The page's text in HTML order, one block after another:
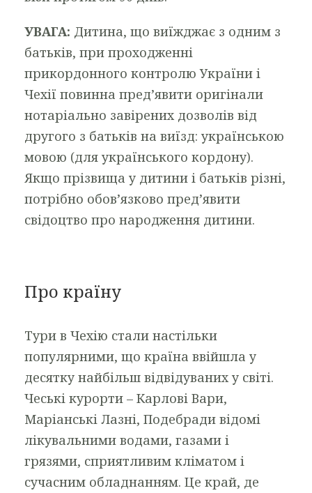
УВАГА: Дитина, що виїжджає з одним з
батьків, при проходженні
прикордонного контролю України і
Чехії повинна пред’явити оригінали
нотаріально завірених дозволів від
другого з батьків на виїзд: українською
мовою (для українського кордону).
Якщо прізвища у дитини і батьків різні,
потрібно обов’язково пред’явити
свідоцтво про народження дитини.
Про країну
Тури в Чехію стали настільки
популярними, що країна ввійшла у
десятку найбільш відвідуваних у світі.
Чеські курорти – Карлові Вари,
Маріанські Лазні, Подебради відомі
лікувальними водами, газами і
грязями, сприятливим кліматом і
сучасним обладнанням. Це край, де